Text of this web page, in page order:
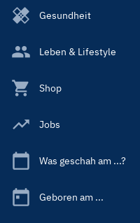
Gesundheit
Leben & Lifestyle
Shop
Jobs
Was geschah am ...?
Geboren am ...